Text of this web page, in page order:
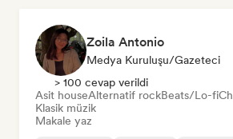
Zoila Antonio
Medya Kuruluşu/Gazeteci
> 100 cevap verildi
Asit houseAlternatif rockBeats/Lo-fi
Klasik müzik
Makale yaz